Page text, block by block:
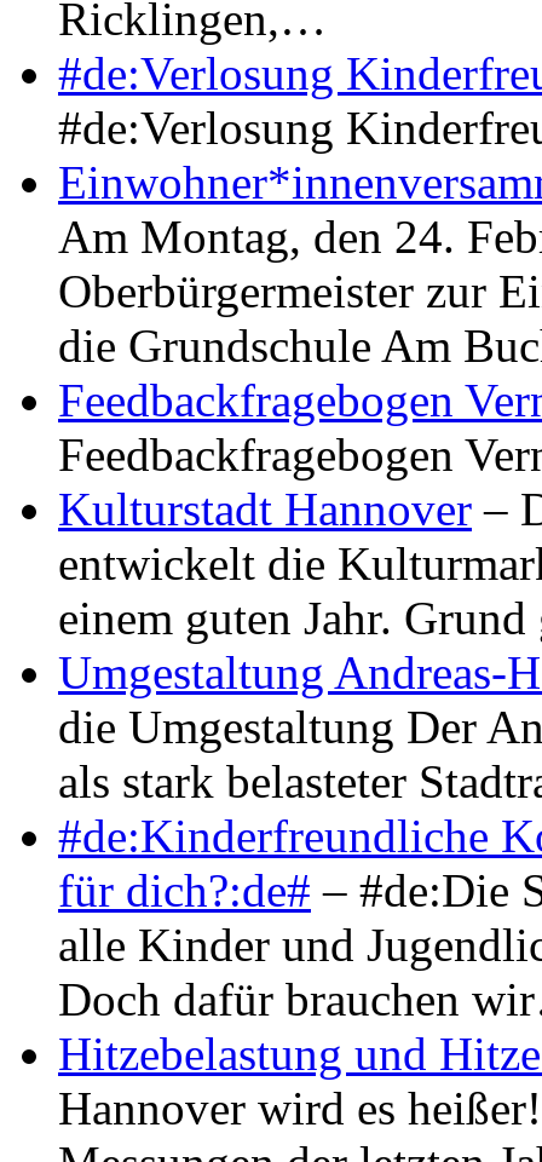
Ricklingen,…
#de:Verlosung
#de:Verlosung
Am Montag, den 24.
Oberbürgermeister zur
die Grundschule Am
Feedbackfragebogen
Feedbackfragebogen
Kulturstadt Hannover –
entwickelt die
einem guten Jahr.
Umgestaltung Andreas-
die Umgestaltung Der
als stark belasteter
#de:Kinderfreundliche
für dich?:de# – #de:Die
alle Kinder und
Doch dafür brauchen
Hitzebelastung und
Hannover wird es